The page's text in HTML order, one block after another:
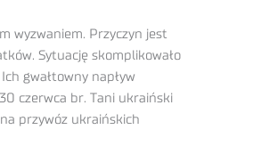
wyzwaniem. Przyczyn jest
Sytuację skomplikowało
gwałtowny napływ
czerwca br. Tani ukraiński
przywóz ukraińskich